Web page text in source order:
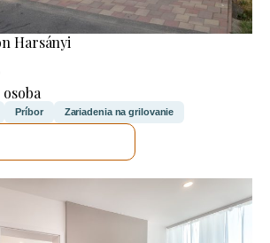
Harsányi
Príbor Zariadenia na grilovanie